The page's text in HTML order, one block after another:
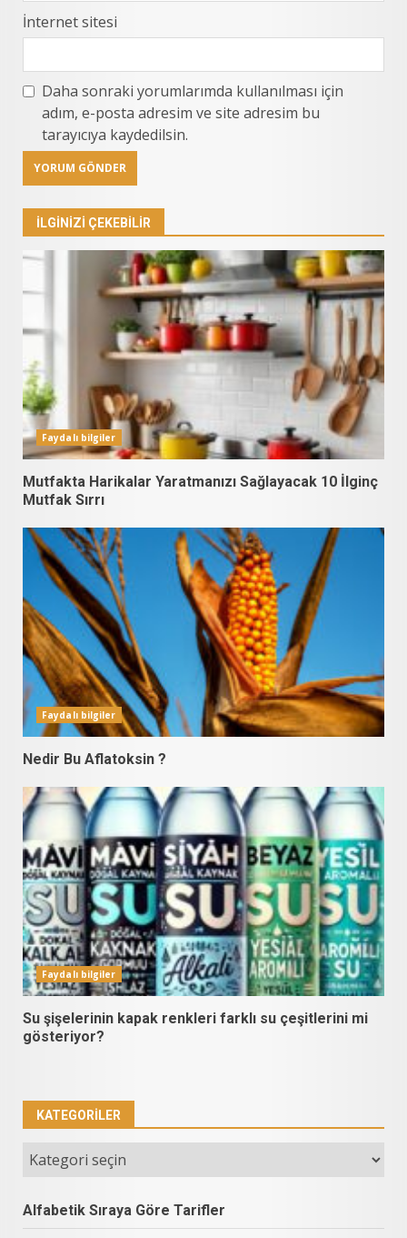
İnternet sitesi
Daha sonraki yorumlarımda kullanılması için
adım, e-posta adresim ve site adresim bu
tarayıcıya kaydedilsin.
İLGINIZI ÇEKEBILIR
Faydalı bilgiler
Mutfakta Harikalar Yaratmanızı Sağlayacak 10 İlginç
Mutfak Sırrı
Faydalı bilgiler
Nedir Bu Aflatoksin ?
Faydalı bilgiler
Su şişelerinin kapak renkleri farklı su çeşitlerini mi
gösteriyor?
KATEGORILER
Kategoriler
Alfabetik Sıraya Göre Tarifler